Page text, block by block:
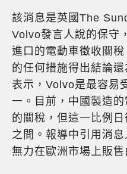
該消息是英國The
Volvo發言人說的保守
進口的電動車徵收關
的任何措施得出結論
表示，Volvo是最容易
一。目前，中國製造
的關稅，但這一比例
之間。報導中引用消
無力在歐洲市場上販